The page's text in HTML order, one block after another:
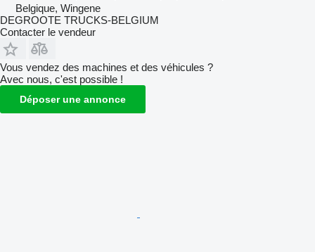
Belgique, Wingene
DEGROOTE TRUCKS-BELGIUM
Contacter le vendeur
Vous vendez des machines et des véhicules ?
Avec nous, c'est possible !
Déposer une annonce